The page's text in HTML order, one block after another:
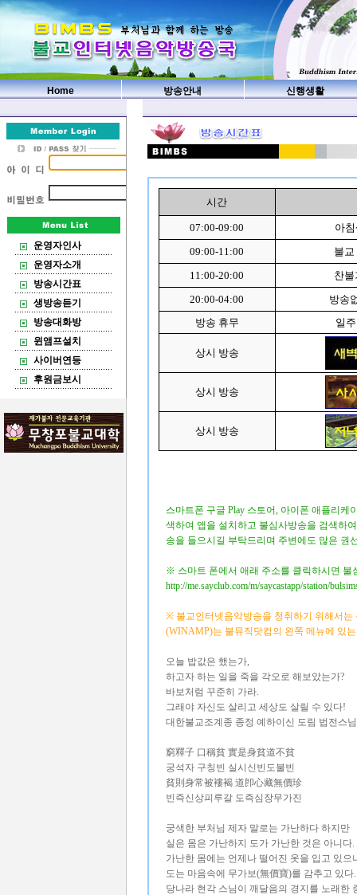
Home 방송안내 신행생활
운영자인사
운영자소개
방송시간표
생방송듣기
방송대화방
윈앰프설치
사이버연등
후원금보시
시간
07:00-09:00
아
09:00-11:00
불
11:00-20:00
찬
20:00-04:00
방송
방송 휴무
일
상시 방송
상시 방송
상시 방송
스마트폰 구글 Play 스토어, 아이폰 애플리
색하여 앱을 설치하고 불심사방송을 검색하
송을 들으시길 부탁드리며 주변에도 많은 권
※ 스마트 폰에서 애래 주소를 클릭하시면 불
http://me.sayclub.com/m/saycastapp/station/
※ 불교인터넷음악방송을 청취하기 위해서
(WINAMP)는 불뮤직닷컴의 왼쪽 메뉴에 있
오늘 밥값은 했는가,
하고자 하는 일을 죽을 각오로 해보았는가?
바보처럼 꾸준히 가라.
그래야 자신도 살리고 세상도 살릴 수 있다!
대한불교조계종 종정 예하이신 도림 법전스
窮釋子 口稱貧 實是身貧道不貧
궁석자 구칭빈 실시신빈도불빈
貧則身常被褸褐 道卽心藏無價珍
빈즉신상피루갈 도즉심장무가진
궁색한 부처님 제자 말로는 가난하다 하지만
실은 몸은 가난하지 도가 가난한 것은 아니다.
가난한 몸에는 언제나 떨어진 옷을 입고 있으
도는 마음속에 무가보(無價寶)를 감추고 있다.
당나라 현각 스님이 깨달음의 경지를 노래한